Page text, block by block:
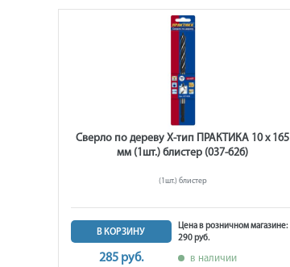
Сверло по дереву Х-тип ПРАКТИКА 10 х 165
мм (1шт.) блистер (037-626)
(1шт.) блистер
В КОРЗИНУ
285 руб.
Цена в розничном магазине:
290 руб.
в наличии